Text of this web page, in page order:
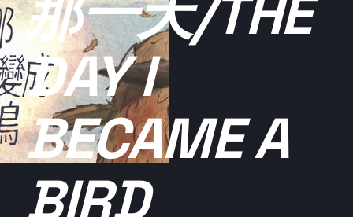
DAY I
BECAME A
BIRD